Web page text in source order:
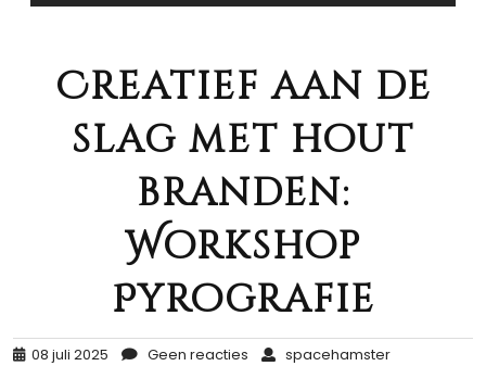
Creatief aan de
slag met hout
branden:
Workshop
Pyrografie
08 juli 2025 Geen reacties spacehamster